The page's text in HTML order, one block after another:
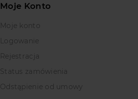
Moje Konto
Moje konto
Logowanie
Rejestracja
Status zamówienia
Odstąpienie od umowy